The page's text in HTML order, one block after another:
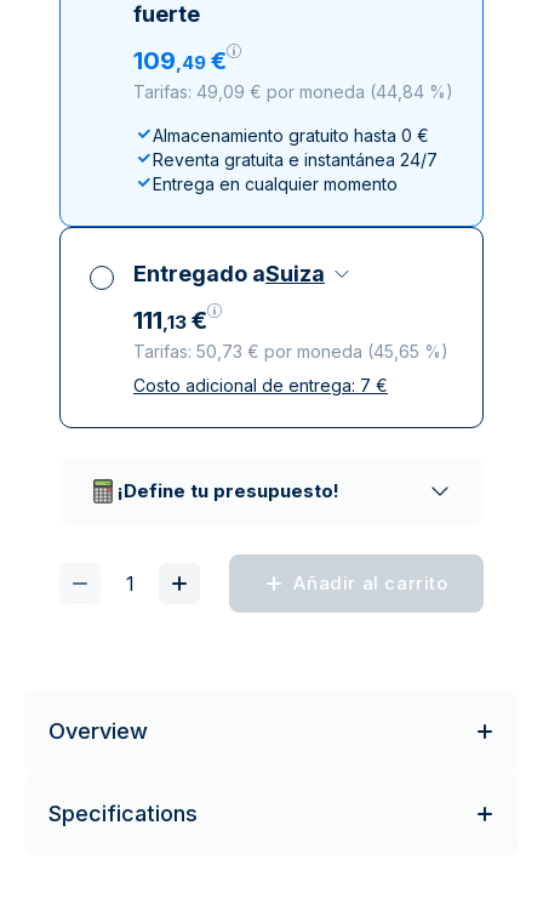
fuerte
109,49 €
Tarifas: 49,09 € por moneda (44,84 %)
Almacenamiento gratuito hasta 0 €
Reventa gratuita e instantánea 24/7
Entrega en cualquier momento
Entregado aSuiza
111,13 €
Tarifas: 50,73 € por moneda (45,65 %)
Impuestos incluidos
Costo adicional de entrega: 7 €
¡Define tu presupuesto!
Añadir al carrito
Overview
Specifications